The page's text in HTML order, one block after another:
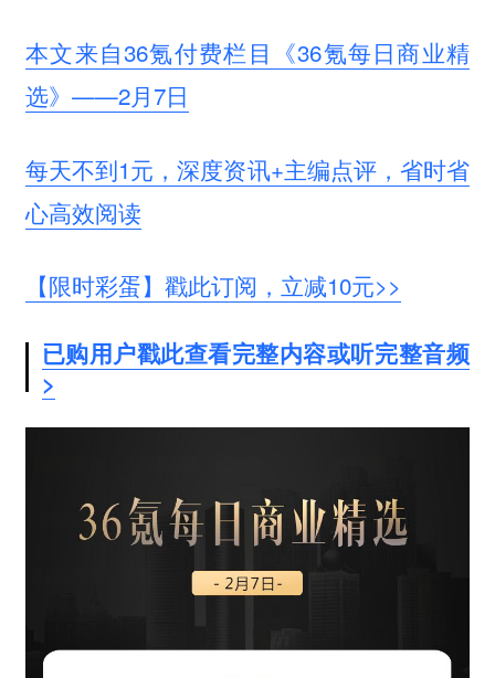
本文来自36氪付费栏目《36氪每日商业精
选》——2月7日
每天不到1元，深度资讯+主编点评，省时省
心高效阅读
【限时彩蛋】戳此订阅，立减10元>>
已购用户戳此查看完整内容或听完整音频
>